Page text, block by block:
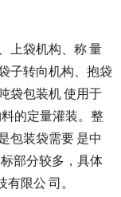
上袋机构、称 量
子转向机构、抱袋
袋包装机 使用于
的定量灌装。整
包装袋需要 是中
部分较多，具体
限公 司。